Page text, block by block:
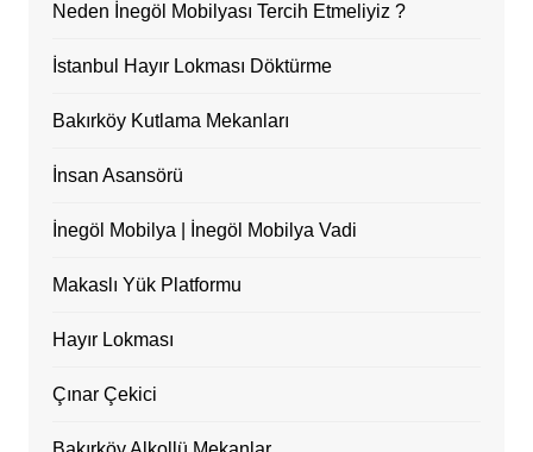
Neden İnegöl Mobilyası Tercih Etmeliyiz ?
İstanbul Hayır Lokması Döktürme
Bakırköy Kutlama Mekanları
İnsan Asansörü
İnegöl Mobilya | İnegöl Mobilya Vadi
Makaslı Yük Platformu
Hayır Lokması
Çınar Çekici